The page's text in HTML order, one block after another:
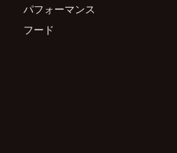
パフォーマンス
フード